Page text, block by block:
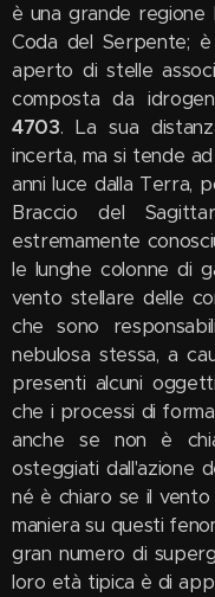
è una grande regione
Coda del Serpente;
aperto di stelle
composta da
4703. La sua
incerta, ma si tende
anni luce dalla Terra,
Braccio del
estremamente
le lunghe colonne di
vento stellare delle
che sono
nebulosa stessa, a
presenti alcuni
che i processi di
anche se non è
osteggiati dall'azione
né è chiaro se il
maniera su questi
gran numero di
loro età tipica è di